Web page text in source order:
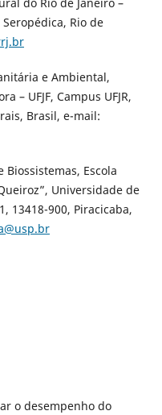
Seropédica, Rio de
e Ambiental,
– UFJF, Campus UFJR,
Brasil, e-mail:
Escola
Universidade de
13418-900, Piracicaba,
o desempenho do